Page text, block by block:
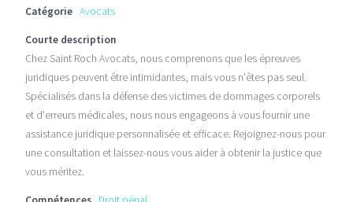
Catégorie Avocats
Courte description
Chez Saint Roch Avocats, nous comprenons que les épreuves
juridiques peuvent être intimidantes, mais vous n'êtes pas seul.
Spécialisés dans la défense des victimes de dommages corporels
et d'erreurs médicales, nous nous engageons à vous fournir une
assistance juridique personnalisée et efficace. Rejoignez-nous pour
une consultation et laissez-nous vous aider à obtenir la justice que
vous méritez.